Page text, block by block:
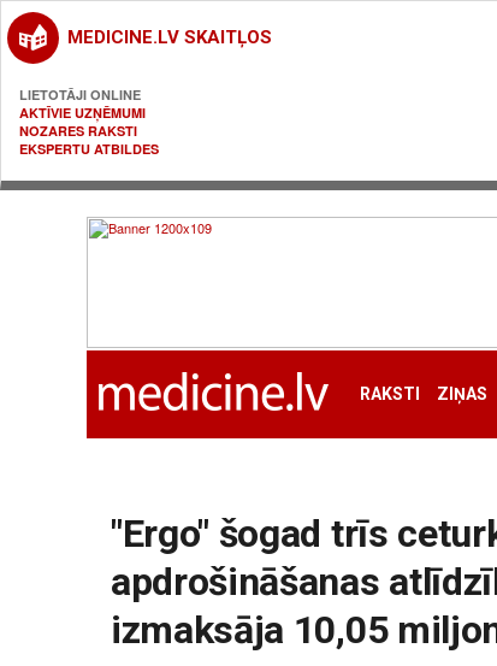
MEDICINE.LV SKAITĻOS
LIETOTĀJI ONLINE
AKTĪVIE UZŅĒMUMI
NOZARES RAKSTI
EKSPERTU ATBILDES
RAKSTI ZIŅAS
"Ergo" šogad trīs
apdrošināšanas
izmaksāja 10,05